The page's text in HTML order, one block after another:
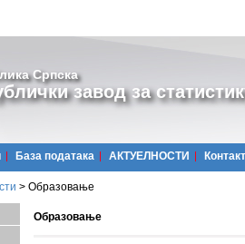
Српска
завод за
Базa података АКТУЕЛНОСТИ Контакт
> Образовање
Образовање